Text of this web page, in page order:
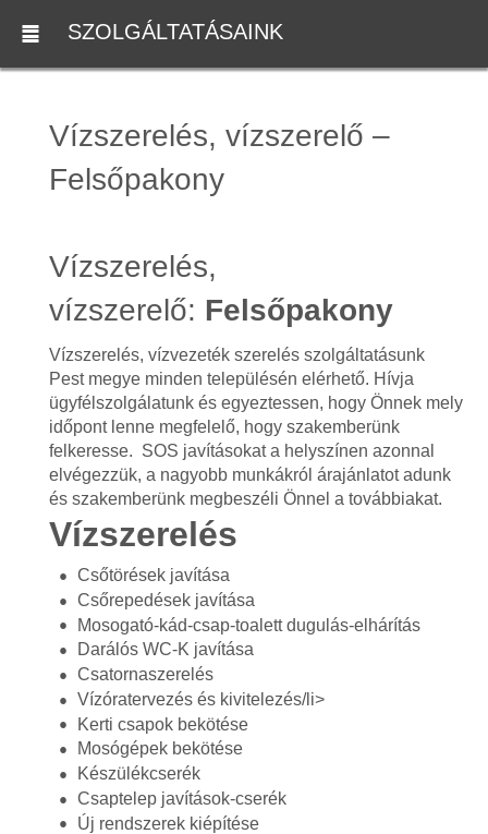
SZOLGÁLTATÁSAINK
Vízszerelés, vízszerelő –
Felsőpakony
Vízszerelés,
vízszerelő: Felsőpakony
Vízszerelés, vízvezeték szerelés szolgáltatásunk
Pest megye minden településén elérhető. Hívja
ügyfélszolgálatunk és egyeztessen, hogy Önnek mely
időpont lenne megfelelő, hogy szakemberünk
felkeresse. SOS javításokat a helyszínen azonnal
elvégezzük, a nagyobb munkákról árajánlatot adunk
és szakemberünk megbeszéli Önnel a továbbiakat.
Vízszerelés
Csőtörések javítása
Csőrepedések javítása
Mosogató-kád-csap-toalett dugulás-elhárítás
Darálós WC-K javítása
Csatornaszerelés
Vízóratervezés és kivitelezés/li>
Kerti csapok bekötése
Mosógépek bekötése
Készülékcserék
Csaptelep javítások-cserék
Új rendszerek kiépítése